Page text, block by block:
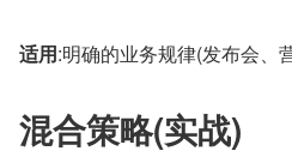
适用:明确的业务规律(发布会、
混合策略(实战)